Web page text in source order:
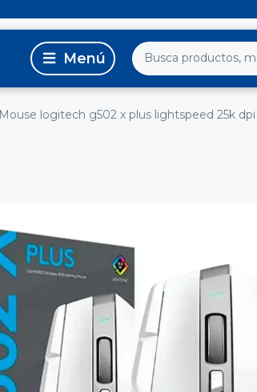
Mouse logitech g502 x plus lightspeed 25k